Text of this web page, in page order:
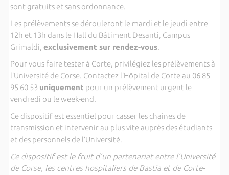
sont gratuits et sans ordonnance.
Les prélèvements se dérouleront le mardi et le jeudi entre
12h et 13h dans le Hall du Bâtiment Desanti, Campus
Grimaldi, exclusivement sur rendez-vous.
Pour vous faire tester à Corte, privilégiez les prélèvements à
l’Université de Corse. Contactez l’Hôpital de Corte au 06 85
95 60 53 uniquement pour un prélèvement urgent le
vendredi ou le week-end.
Ce dispositif est essentiel pour casser les chaines de
transmission et intervenir au plus vite auprès des étudiants
et des personnels de l’Université.
Ce dispositif est le fruit d’un partenariat entre l’Université
de Corse, les centres hospitaliers de Bastia et de Corte-